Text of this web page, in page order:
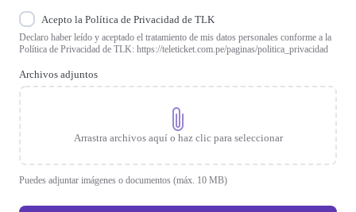
Acepto la Política de Privacidad de TLK
Declaro haber leído y aceptado el tratamiento de mis datos personales conforme a la
Política de Privacidad de TLK: https://teleticket.com.pe/paginas/politica_privacidad
Archivos adjuntos
Arrastra archivos aquí o haz clic para seleccionar
Puedes adjuntar imágenes o documentos (máx. 10 MB)